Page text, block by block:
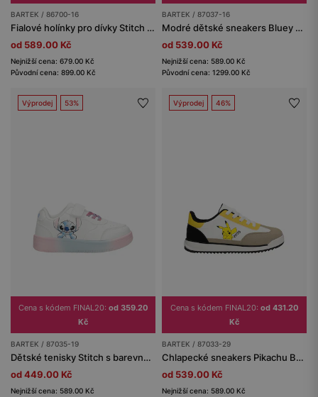
BARTEK / 86700-16
Fialové holínky pro dívky Stitch | Lilo & Stitch BARTEK 86700-16
od 589.00 Kč
Nejnižší cena: 679.00 Kč
Původní cena: 899.00 Kč
BARTEK / 87037-16
Modré dětské sneakers Bluey a Chilli se svítící podrážkou BARTEK 87037-16
od 539.00 Kč
Nejnižší cena: 589.00 Kč
Původní cena: 1299.00 Kč
Výprodej 53%
Cena s kódem FINAL20: od 359.20
Kč
BARTEK / 87035-19
Dětské tenisky Stitch s barevnou podrážkou BARTEK 87035-19
od 449.00 Kč
Nejnižší cena: 589.00 Kč
Výprodej 46%
Cena s kódem FINAL20: od 431.20
Kč
BARTEK / 87033-29
Chlapecké sneakers Pikachu BARTEK 87033-29
od 539.00 Kč
Nejnižší cena: 589.00 Kč